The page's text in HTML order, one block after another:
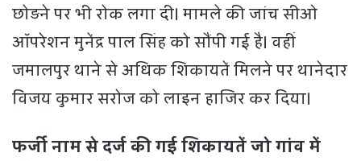
छोड़ने पर भी रोक लगा दी। मामले की जांच सीओ
ऑपरेशन मुनेंद्र पाल सिंह को सौंपी गई है। वहीं
जमालपुर थाने से अधिक शिकायतें मिलने पर थानेदार
विजय कुमार सरोज को लाइन हाजिर कर दिया।
फर्जी नाम से दर्ज की गई शिकायतें जो गांव में